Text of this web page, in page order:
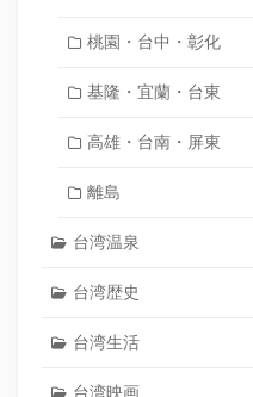
桃園・台中・彰化
基隆・宜蘭・台東
高雄・台南・屏東
離島
台湾温泉
台湾歴史
台湾生活
台湾映画